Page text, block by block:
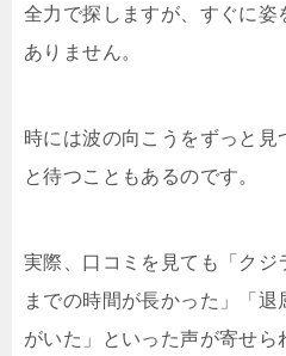
全力で探しますが、すぐに姿
ありません。
時には波の向こうをずっと
と待つこともあるのです。
実際、口コミを見ても「クジ
までの時間が長かった」「
がいた」といった声が寄せら